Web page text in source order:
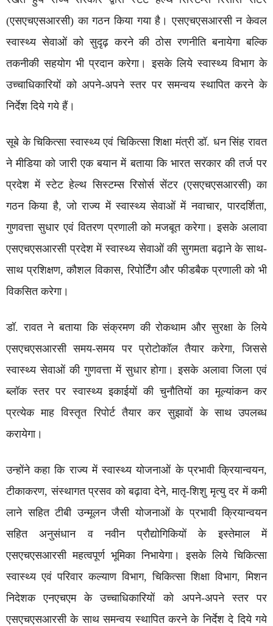
(एसएचएसआरसी) का गठन किया गया है। एसएचएसआरसी न केवल
स्वास्थ्य सेवाओं को सुदृढ़ करने की ठोस रणनीति बनायेगा बल्कि
तकनीकी सहयोग भी प्रदान करेगा। इसके लिये स्वास्थ्य विभाग के
उच्चाधिकारियों को अपने-अपने स्तर पर समन्वय स्थापित करने के
निर्देश दिये गये हैं।
सूबे के चिकित्सा स्वास्थ्य एवं चिकित्सा शिक्षा मंत्री डॉ. धन सिंह रावत
ने मीडिया को जारी एक बयान में बताया कि भारत सरकार की तर्ज पर
प्रदेश में स्टेट हेल्थ सिस्टम्स रिसोर्स सेंटर (एसएचएसआरसी) का
गठन किया है, जो राज्य में स्वास्थ्य सेवाओं में नवाचार, पारदर्शिता,
गुणवत्ता सुधार एवं वितरण प्रणाली को मजबूत करेगा। इसके अलावा
एसएचएसआरसी प्रदेश में स्वास्थ्य सेवाओं की सुगमता बढ़ाने के साथ-
साथ प्रशिक्षण, कौशल विकास, रिपोर्टिंग और फीडबैक प्रणाली को भी
विकसित करेगा।
डॉ. रावत ने बताया कि संक्रमण की रोकथाम और सुरक्षा के लिये
एसएचएसआरसी समय-समय पर प्रोटोकॉल तैयार करेगा, जिससे
स्वास्थ्य सेवाओं की गुणवत्ता में सुधार होगा। इसके अलावा जिला एवं
ब्लॉक स्तर पर स्वास्थ्य इकाईयों की चुनौतियों का मूल्यांकन कर
प्रत्येक माह विस्तृत रिपोर्ट तैयार कर सुझावों के साथ उपलब्ध
करायेगा।
उन्होंने कहा कि राज्य में स्वास्थ्य योजनाओं के प्रभावी क्रियान्वयन,
टीकाकरण, संस्थागत प्रसव को बढ़ावा देने, मातृ-शिशु मृत्यु दर में कमी
लाने सहित टीबी उन्मूलन जैसी योजनाओं के प्रभावी क्रियान्वयन
सहित अनुसंधान व नवीन प्रौद्योगिकियों के इस्तेमाल में
एसएचएसआरसी महत्वपूर्ण भूमिका निभायेगा। इसके लिये चिकित्सा
स्वास्थ्य एवं परिवार कल्याण विभाग, चिकित्सा शिक्षा विभाग, मिशन
निदेशक एनएचएम के उच्चाधिकारियों को अपने-अपने स्तर पर
एसएचएसआरसी के साथ समन्वय स्थापित करने के निर्देश दे दिये गये